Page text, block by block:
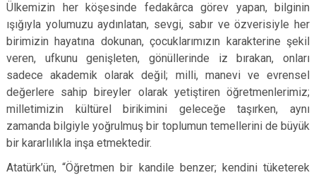
Ülkemizin her köşesinde fedakârca görev yapan, bilginin
ışığıyla yolumuzu aydınlatan, sevgi, sabır ve özverisiyle her
birimizin hayatına dokunan, çocuklarımızın karakterine şekil
veren, ufkunu genişleten, gönüllerinde iz bırakan, onları
sadece akademik olarak değil; milli, manevi ve evrensel
değerlere sahip bireyler olarak yetiştiren öğretmenlerimiz;
milletimizin kültürel birikimini geleceğe taşırken, aynı
zamanda bilgiyle yoğrulmuş bir toplumun temellerini de büyük
bir kararlılıkla inşa etmektedir.
Atatürk’ün, “Öğretmen bir kandile benzer; kendini tüketerek